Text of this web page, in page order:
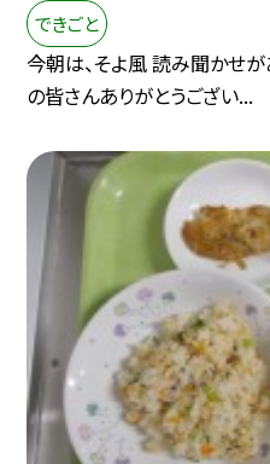
できごと
今朝は、そよ風 読み聞かせ
の皆さんありがとうござい...